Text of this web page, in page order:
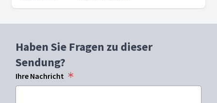
Haben Sie Fragen zu dieser
Sendung?
Ihre Nachricht